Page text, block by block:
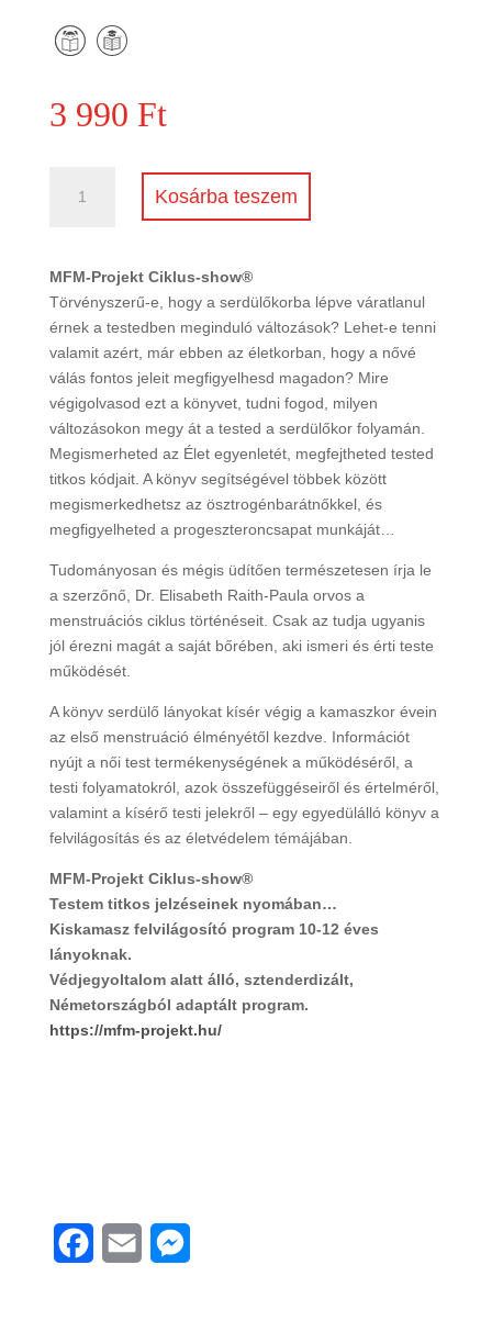
3 990 Ft
adás
mennyiség
Kosárba teszem
MFM-Projekt Ciklus-show®
Törvényszerű-e, hogy a serdülőkorba lépve váratlanul
érnek a testedben meginduló változások? Lehet-e tenni
valamit azért, már ebben az életkorban, hogy a nővé
válás fontos jeleit megfigyelhesd magadon? Mire
végigolvasod ezt a könyvet, tudni fogod, milyen
változásokon megy át a tested a serdülőkor folyamán.
Megismerheted az Élet egyenletét, megfejtheted tested
titkos kódjait. A könyv segítségével többek között
megismerkedhetsz az ösztrogénbarátnőkkel, és
megfigyelheted a progeszteroncsapat munkáját…
Tudományosan és mégis üdítően természetesen írja le
a szerzőnő, Dr. Elisabeth Raith-Paula orvos a
menstruációs ciklus történéseit. Csak az tudja ugyanis
jól érezni magát a saját bőrében, aki ismeri és érti teste
működését.
A könyv serdülő lányokat kísér végig a kamaszkor évein
az első menstruáció élményétől kezdve. Információt
nyújt a női test termékenységének a működéséről, a
testi folyamatokról, azok összefüggéseiről és értelméről,
valamint a kísérő testi jelekről – egy egyedülálló könyv a
felvilágosítás és az életvédelem témájában.
MFM-Projekt Ciklus-show®
Testem titkos jelzéseinek nyomában…
Kiskamasz felvilágosító program 10-12 éves
lányoknak.
Védjegyoltalom alatt álló, sztenderdizált,
Németországból adaptált program.
https://mfm-projekt.hu/